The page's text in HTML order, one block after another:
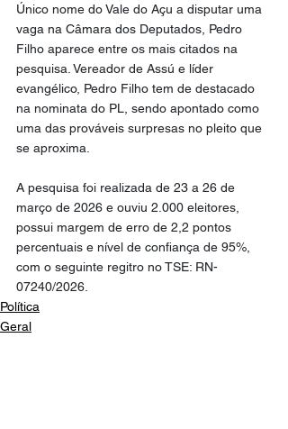
Único nome do Vale do Açu a disputar uma
vaga na Câmara dos Deputados, Pedro
Filho aparece entre os mais citados na
pesquisa. Vereador de Assú e líder
evangélico, Pedro Filho tem de destacado
na nominata do PL, sendo apontado como
uma das prováveis surpresas no pleito que
se aproxima.
A pesquisa foi realizada de 23 a 26 de
março de 2026 e ouviu 2.000 eleitores,
possui margem de erro de 2,2 pontos
percentuais e nível de confiança de 95%,
com o seguinte regitro no TSE: RN-
07240/2026.
Política
Geral